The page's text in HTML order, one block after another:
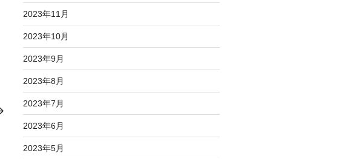
2023年11月
2023年10月
2023年9月
2023年8月
2023年7月
2023年6月
2023年5月